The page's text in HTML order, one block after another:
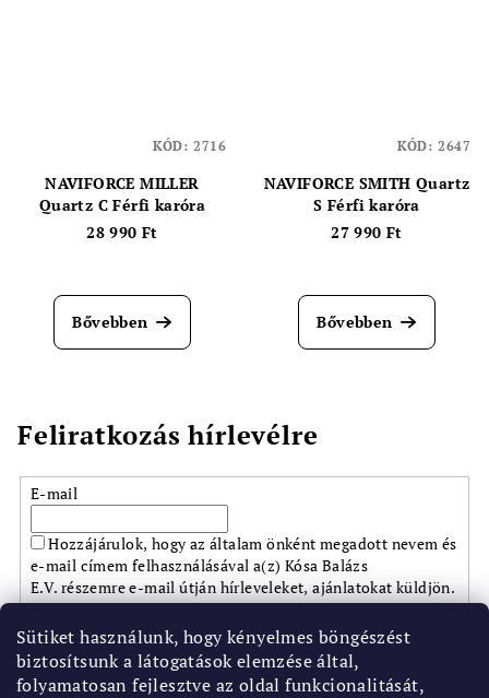
Sütiket használunk, hogy kényelmes böngészést
biztosítsunk a látogatások elemzése által,
folyamatosan fejlesztve az oldal funkcionalitását,
NAVIFORCE MILLER
Quartz C Férfi karóra
28 990 Ft
Bővebben
KÓD: 2716
NAVIFORCE SMITH Quartz
S Férfi karóra
27 990 Ft
Bővebben
KÓD: 2647
Feliratkozás hírlevélre
E-mail
Hozzájárulok, hogy az általam önként megadott nevem és
e-mail címem felhasználásával a(z) Kósa Balázs
E.V. részemre e-mail útján hírleveleket, ajánlatokat küldjön.
Kijelentem, hogy azadatkezelési tájékoztatótelolvastam.
Megértettem, hogy a hozzájárulásom bármikor
visszavonhatom.
Feliratkozás